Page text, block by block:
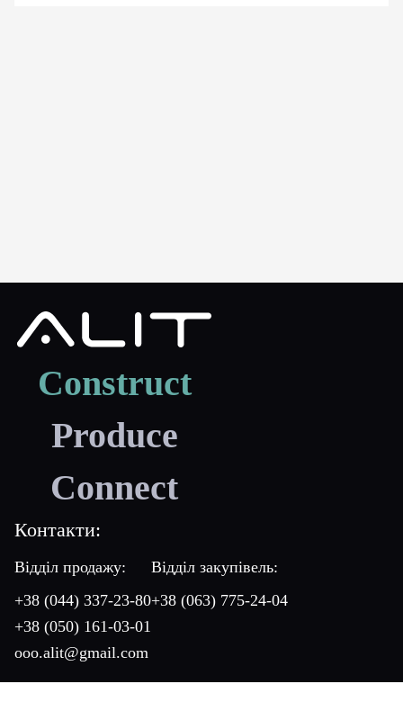
Construct
Produce
Connect
Контакти:
Відділ продажу:
+38 (044) 337-23-80
+38 (050) 161-03-01
ooo.alit@gmail.com
Відділ закупівель:
+38 (063) 775-24-04